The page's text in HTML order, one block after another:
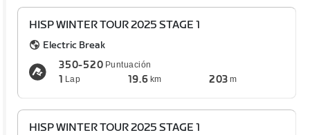
HISP WINTER TOUR 2025 STAGE 1
Electric Break
350-520 Puntuación
1 Lap 19.6 km 203 m
HISP WINTER TOUR 2025 STAGE 1